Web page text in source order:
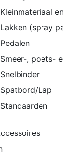
Kleinmateriaal
Lakken (spray
Pedalen
Smeer-, poets-
Snelbinder
Spatbord/Lap
Standaarden